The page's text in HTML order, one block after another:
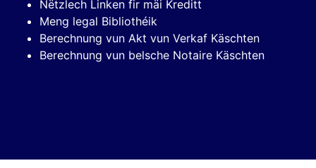
Nëtzlech Linken fir mäi Kreditt
Meng legal Bibliothéik
Berechnung vun Akt vun Verkaf Käschten
Berechnung vun belsche Notaire Käschten